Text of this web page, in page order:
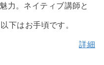
力。ネイティブ講師と
下はお手頃です。
詳細